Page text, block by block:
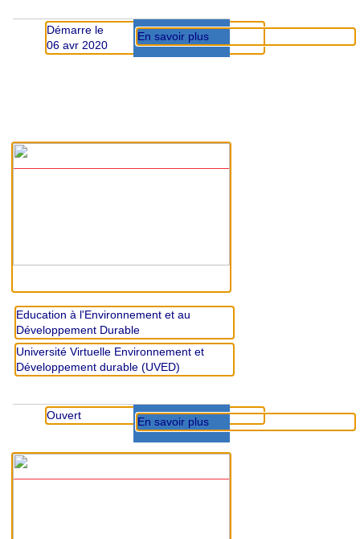
Démarre le
06 avr 2020
En savoir plus
Education à l'Environnement et au
Développement Durable
Université Virtuelle Environnement et
Développement durable (UVED)
Ouvert En savoir plus